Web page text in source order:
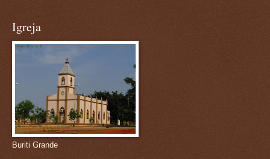
Igreja
Buriti Grande